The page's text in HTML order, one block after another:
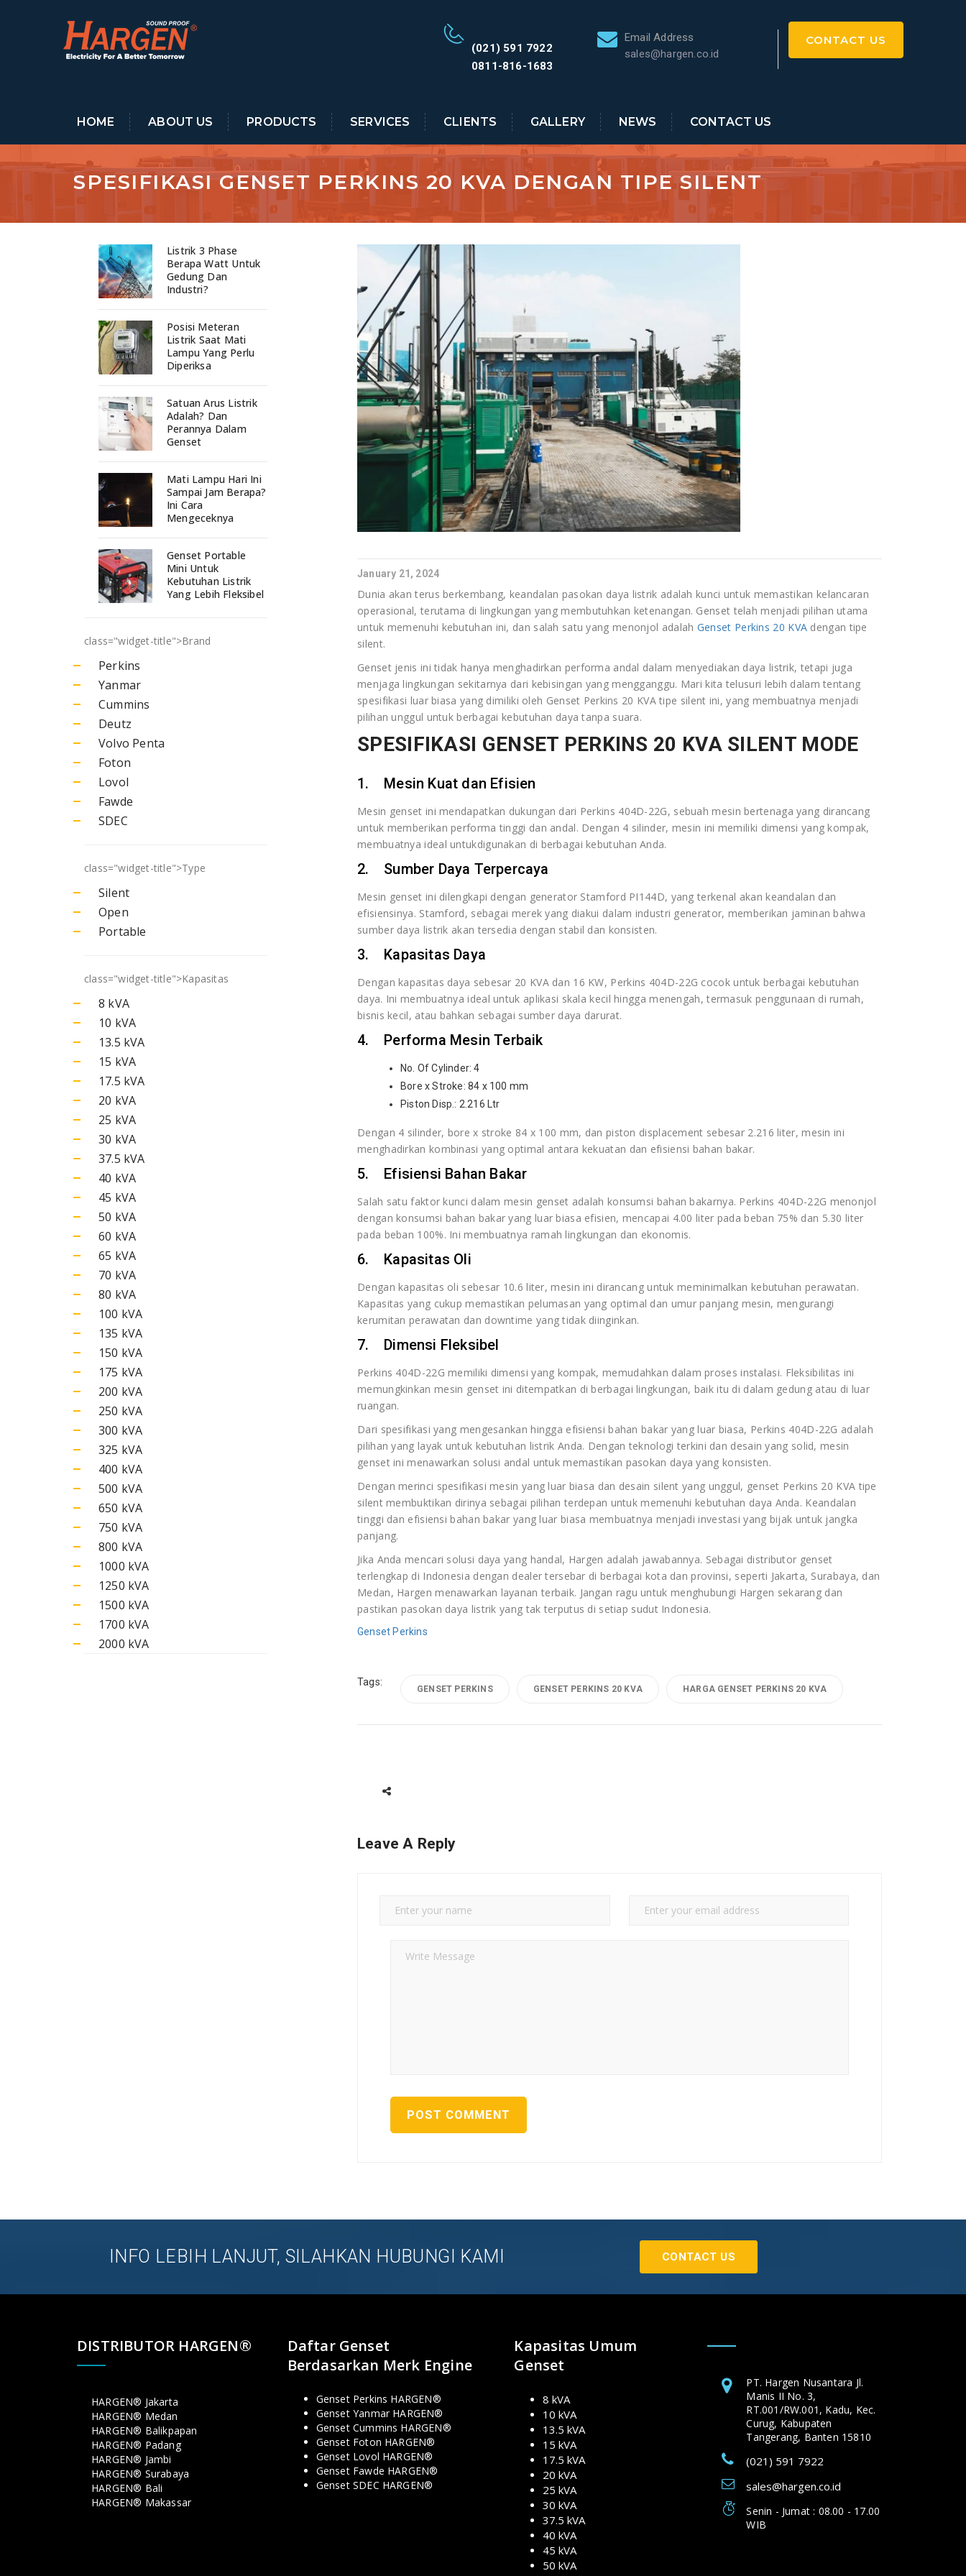
CONTACT US
Email Address
sales@hargen.co.id
(021) 591 7922
0811-816-1683
HOME ABOUT US PRODUCTS SERVICES CLIENTS GALLERY NEWS CONTACT US
SPESIFIKASI GENSET PERKINS 20 KVA DENGAN TIPE SILENT
January 21, 2024
Dunia akan terus berkembang, keandalan pasokan daya listrik adalah kunci untuk memastikan kelancaran
operasional, terutama di lingkungan yang membutuhkan ketenangan. Genset telah menjadi pilihan utama
untuk memenuhi kebutuhan ini, dan salah satu yang menonjol adalah Genset Perkins 20 KVA dengan tipe
silent.
Genset jenis ini tidak hanya menghadirkan performa andal dalam menyediakan daya listrik, tetapi juga
menjaga lingkungan sekitarnya dari kebisingan yang mengganggu. Mari kita telusuri lebih dalam tentang
spesifikasi luar biasa yang dimiliki oleh Genset Perkins 20 KVA tipe silent ini, yang membuatnya menjadi
pilihan unggul untuk berbagai kebutuhan daya tanpa suara.
SPESIFIKASI GENSET PERKINS 20 KVA SILENT MODE
1. Mesin Kuat dan Efisien
Mesin genset ini mendapatkan dukungan dari Perkins 404D-22G, sebuah mesin bertenaga yang dirancang
untuk memberikan performa tinggi dan andal. Dengan 4 silinder, mesin ini memiliki dimensi yang kompak,
membuatnya ideal untukdigunakan di berbagai kebutuhan Anda.
2. Sumber Daya Terpercaya
Mesin genset ini dilengkapi dengan generator Stamford PI144D, yang terkenal akan keandalan dan
efisiensinya. Stamford, sebagai merek yang diakui dalam industri generator, memberikan jaminan bahwa
sumber daya listrik akan tersedia dengan stabil dan konsisten.
3. Kapasitas Daya
Dengan kapasitas daya sebesar 20 KVA dan 16 KW, Perkins 404D-22G cocok untuk berbagai kebutuhan
daya. Ini membuatnya ideal untuk aplikasi skala kecil hingga menengah, termasuk penggunaan di rumah,
bisnis kecil, atau bahkan sebagai sumber daya darurat.
4. Performa Mesin Terbaik
No. Of Cylinder: 4
Bore x Stroke: 84 x 100 mm
Piston Disp.: 2.216 Ltr
Dengan 4 silinder, bore x stroke 84 x 100 mm, dan piston displacement sebesar 2.216 liter, mesin ini
menghadirkan kombinasi yang optimal antara kekuatan dan efisiensi bahan bakar.
5. Efisiensi Bahan Bakar
Salah satu faktor kunci dalam mesin genset adalah konsumsi bahan bakarnya. Perkins 404D-22G menonjol
dengan konsumsi bahan bakar yang luar biasa efisien, mencapai 4.00 liter pada beban 75% dan 5.30 liter
pada beban 100%. Ini membuatnya ramah lingkungan dan ekonomis.
6. Kapasitas Oli
Dengan kapasitas oli sebesar 10.6 liter, mesin ini dirancang untuk meminimalkan kebutuhan perawatan.
Kapasitas yang cukup memastikan pelumasan yang optimal dan umur panjang mesin, mengurangi
kerumitan perawatan dan downtime yang tidak diinginkan.
7. Dimensi Fleksibel
Perkins 404D-22G memiliki dimensi yang kompak, memudahkan dalam proses instalasi. Fleksibilitas ini
memungkinkan mesin genset ini ditempatkan di berbagai lingkungan, baik itu di dalam gedung atau di luar
ruangan.
Dari spesifikasi yang mengesankan hingga efisiensi bahan bakar yang luar biasa, Perkins 404D-22G adalah
pilihan yang layak untuk kebutuhan listrik Anda. Dengan teknologi terkini dan desain yang solid, mesin
genset ini menawarkan solusi andal untuk memastikan pasokan daya yang konsisten.
Dengan merinci spesifikasi mesin yang luar biasa dan desain silent yang unggul, genset Perkins 20 KVA tipe
silent membuktikan dirinya sebagai pilihan terdepan untuk memenuhi kebutuhan daya Anda. Keandalan
tinggi dan efisiensi bahan bakar yang luar biasa membuatnya menjadi investasi yang bijak untuk jangka
panjang.
Jika Anda mencari solusi daya yang handal, Hargen adalah jawabannya. Sebagai distributor genset
terlengkap di Indonesia dengan dealer tersebar di berbagai kota dan provinsi, seperti Jakarta, Surabaya, dan
Medan, Hargen menawarkan layanan terbaik. Jangan ragu untuk menghubungi Hargen sekarang dan
pastikan pasokan daya listrik yang tak terputus di setiap sudut Indonesia.
Genset Perkins
Tags:
GENSET PERKINS GENSET PERKINS 20 KVA HARGA GENSET PERKINS 20 KVA
Leave A Reply
Listrik 3 Phase
Berapa Watt Untuk
Gedung Dan
Industri?
Posisi Meteran
Listrik Saat Mati
Lampu Yang Perlu
Diperiksa
Satuan Arus Listrik
Adalah? Dan
Perannya Dalam
Genset
Mati Lampu Hari Ini
Sampai Jam Berapa?
Ini Cara
Mengeceknya
Genset Portable
Mini Untuk
Kebutuhan Listrik
Yang Lebih Fleksibel
class="widget-title">Brand
Perkins
Yanmar
Cummins
Deutz
Volvo Penta
Foton
Lovol
Fawde
SDEC
class="widget-title">Type
Silent
Open
Portable
class="widget-title">Kapasitas
8 kVA
10 kVA
13.5 kVA
15 kVA
17.5 kVA
20 kVA
25 kVA
30 kVA
37.5 kVA
40 kVA
45 kVA
50 kVA
60 kVA
65 kVA
70 kVA
80 kVA
100 kVA
135 kVA
150 kVA
175 kVA
200 kVA
250 kVA
300 kVA
325 kVA
400 kVA
500 kVA
650 kVA
750 kVA
800 kVA
1000 kVA
1250 kVA
1500 kVA
1700 kVA
2000 kVA
INFO LEBIH LANJUT, SILAHKAN HUBUNGI KAMI CONTACT US
DISTRIBUTOR HARGEN®
HARGEN® Jakarta
HARGEN® Medan
HARGEN® Balikpapan
HARGEN® Padang
HARGEN® Jambi
HARGEN® Surabaya
HARGEN® Bali
HARGEN® Makassar
Daftar Genset
Berdasarkan Merk Engine
Genset Perkins HARGEN®
Genset Yanmar HARGEN®
Genset Cummins HARGEN®
Genset Foton HARGEN®
Genset Lovol HARGEN®
Genset Fawde HARGEN®
Genset SDEC HARGEN®
Kapasitas Umum
Genset
8 kVA
10 kVA
13.5 kVA
15 kVA
17.5 kVA
20 kVA
25 kVA
30 kVA
37.5 kVA
40 kVA
45 kVA
50 kVA
PT. Hargen Nusantara Jl.
Manis II No. 3,
RT.001/RW.001, Kadu, Kec.
Curug, Kabupaten
Tangerang, Banten 15810
(021) 591 7922
sales@hargen.co.id
Senin - Jumat : 08.00 - 17.00
WIB